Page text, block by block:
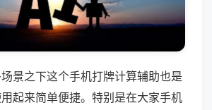
景之下这个手机打牌计算辅助也是
起来简单便捷。特别是在大家手机